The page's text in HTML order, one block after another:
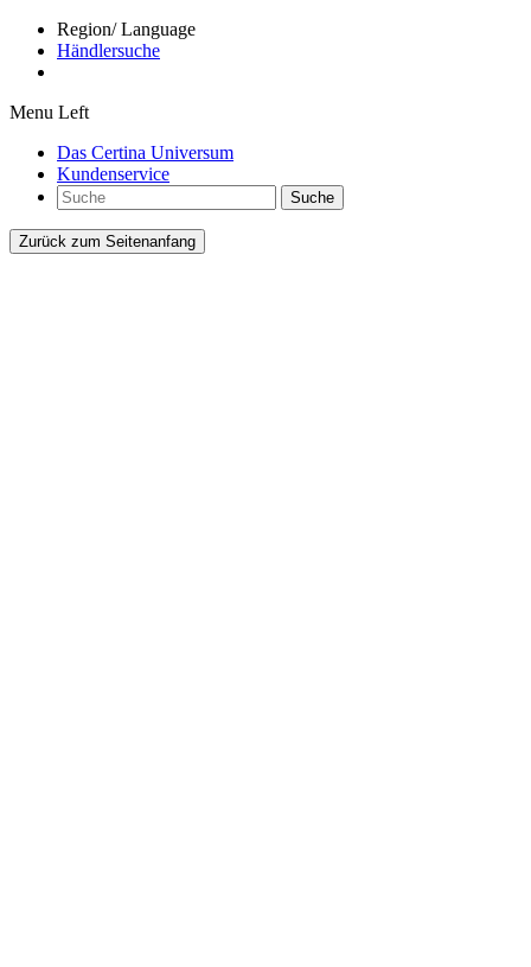
Region/ Language
Händlersuche
Menu Left
Das Certina Universum
Kundenservice
Suche
Zurück zum Seitenanfang